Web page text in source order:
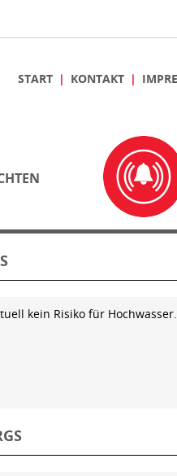
START KONTAKT
kein Risiko für Hochwasser.